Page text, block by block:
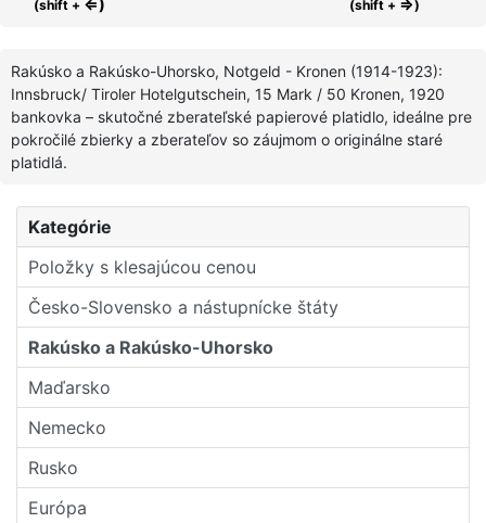
Kategórie
Položky s klesajúcou cenou
Česko-Slovensko a nástupní­cke štáty
Rakúsko a Rakúsko-Uhorsko
Maďarsko
Nemecko
Rusko
Európa
(shift + ⇐) (shift + ⇒)
Rakúsko a Rakúsko-Uhorsko, Notgeld - Kronen (1914-1923):
Innsbruck/ Tiroler Hotelgutschein, 15 Mark / 50 Kronen, 1920
bankovka – skutočné zberateľské papierové platidlo, ideálne pre
pokročilé zbierky a zberateľov so záujmom o originálne staré
platidlá.